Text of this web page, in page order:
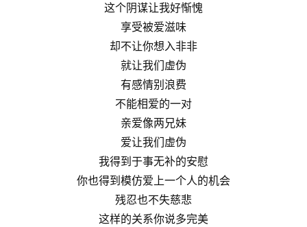
这个阴谋让我好惭愧
享受被爱滋味
却不让你想入非非
就让我们虚伪
有感情别浪费
不能相爱的一对
亲爱像两兄妹
爱让我们虚伪
我得到于事无补的安慰
你也得到模仿爱上一个人的机会
残忍也不失慈悲
这样的关系你说多完美